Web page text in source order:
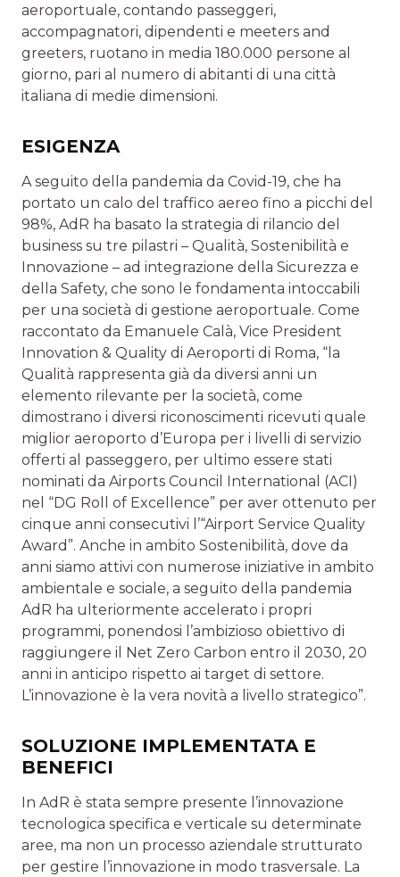
aeroportuale, contando passeggeri,
accompagnatori, dipendenti e meeters and
greeters, ruotano in media 180.000 persone al
giorno, pari al numero di abitanti di una città
italiana di medie dimensioni.
ESIGENZA
A seguito della pandemia da Covid-19, che ha
portato un calo del traffico aereo fino a picchi del
98%, AdR ha basato la strategia di rilancio del
business su tre pilastri – Qualità, Sostenibilità e
Innovazione – ad integrazione della Sicurezza e
della Safety, che sono le fondamenta intoccabili
per una società di gestione aeroportuale. Come
raccontato da Emanuele Calà, Vice President
Innovation & Quality di Aeroporti di Roma, “la
Qualità rappresenta già da diversi anni un
elemento rilevante per la società, come
dimostrano i diversi riconoscimenti ricevuti quale
miglior aeroporto d’Europa per i livelli di servizio
offerti al passeggero, per ultimo essere stati
nominati da Airports Council International (ACI)
nel “DG Roll of Excellence” per aver ottenuto per
cinque anni consecutivi l’“Airport Service Quality
Award”. Anche in ambito Sostenibilità, dove da
anni siamo attivi con numerose iniziative in ambito
ambientale e sociale, a seguito della pandemia
AdR ha ulteriormente accelerato i propri
programmi, ponendosi l’ambizioso obiettivo di
raggiungere il Net Zero Carbon entro il 2030, 20
anni in anticipo rispetto ai target di settore.
L’innovazione è la vera novità a livello strategico”.
SOLUZIONE IMPLEMENTATA E
BENEFICI
In AdR è stata sempre presente l’innovazione
tecnologica specifica e verticale su determinate
aree, ma non un processo aziendale strutturato
per gestire l’innovazione in modo trasversale. La